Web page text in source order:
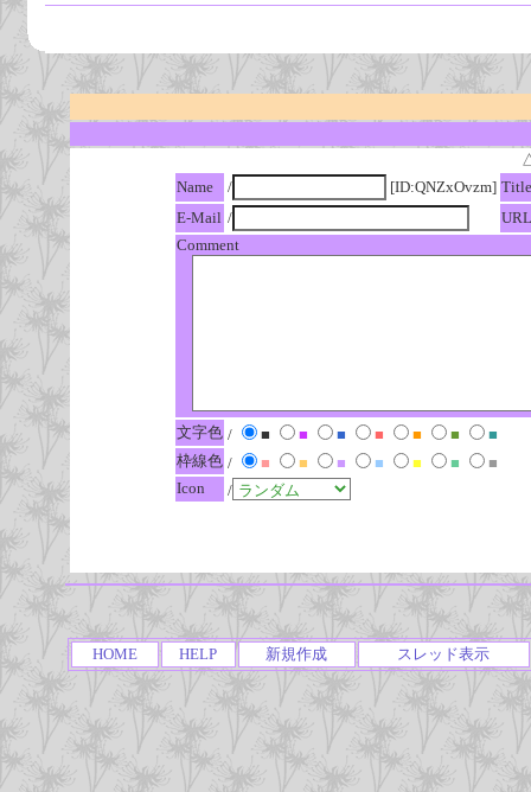
Name
/ [ID:QNZxOvzm] Title
E-Mail /
URL
Comment
文字色 / ■ ■ ■ ■ ■ ■
■
枠線色 / ■ ■ ■ ■ ■ ■
■
Icon
/
HOME HELP 新規作成 スレッド表示